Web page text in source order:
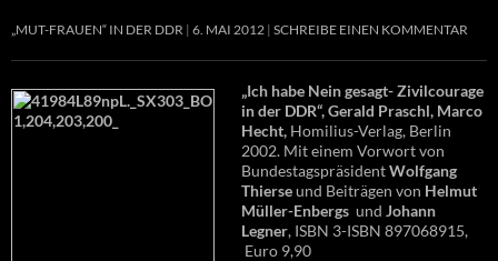
„MUT-FRAUEN“ IN DER DDR 6. MAI 2012 SCHREIBE EINEN KOMMENTAR
„Ich habe Nein gesagt- Zivilcourage
in der DDR“, Gerald Praschl, Marco
Hecht, Homilius-Verlag, Berlin
2002. Mit einem Vorwort von
BundestagspräsidentWolfgang
Thierseund Beiträgen von Helmut
Müller-Enbergs und Johann
Legner, ISBN 3-ISBN 897068915,
Euro 9,90